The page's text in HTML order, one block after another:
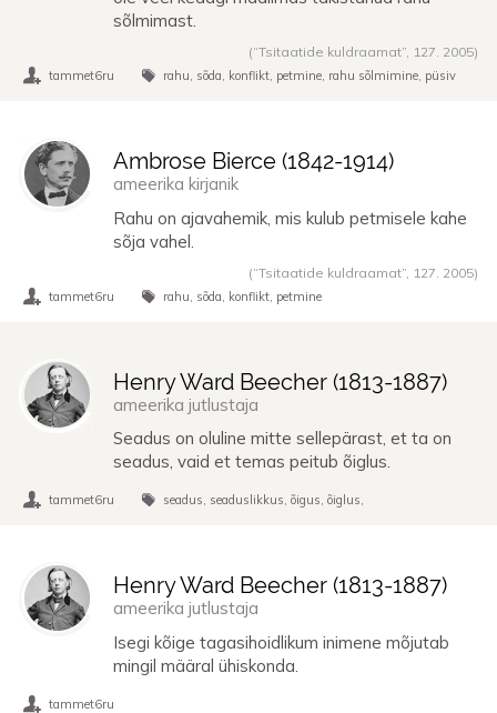
sõlmimast.
(“Tsitaatide kuldraamat”, 127. 2005)
tammet6ru rahu sõda konflikt petmine rahu sõlmimine püsiv
Ambrose Bierce (1842-1914)
ameerika kirjanik
Rahu on ajavahemik, mis kulub petmisele kahe
sõja vahel.
(“Tsitaatide kuldraamat”, 127. 2005)
tammet6ru rahu sõda konflikt petmine
Henry Ward Beecher (1813-1887)
ameerika jutlustaja
Seadus on oluline mitte sellepärast, et ta on
seadus, vaid et temas peitub õiglus.
tammet6ru seadus seaduslikkus õigus õiglus
Henry Ward Beecher (1813-1887)
ameerika jutlustaja
Isegi kõige tagasihoidlikum inimene mõjutab
mingil määral ühiskonda.
tammet6ru